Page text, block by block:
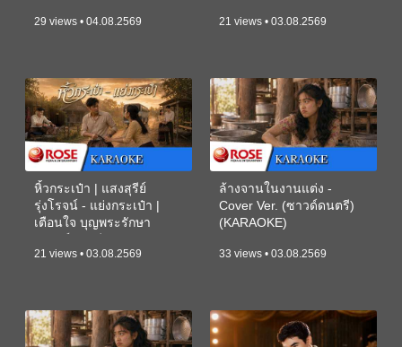
29 views • 04.08.2569 21 views • 03.08.2569
หิ้วกระเป๋า | แสงสุรีย์
รุ่งโรจน์ - แย่งกระเป๋า |
เตือนใจ บุญพระรักษา
21 views • 03.08.2569
ล้างจานในงานแต่ง -
Cover Ver. (ซาวด์ดนตรี)
(KARAOKE)
33 views • 03.08.2569